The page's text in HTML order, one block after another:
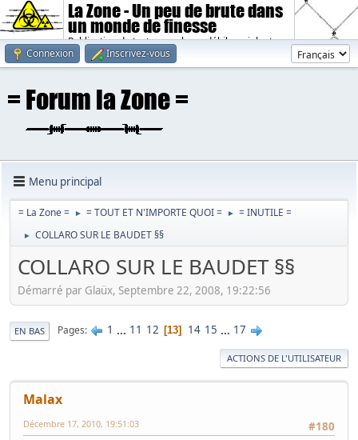
La Zone - Un peu de brute dans
un monde de finesse
Publication de textes sombres, débiles, violents.
Connexion
Inscrivez-vous
Menu principal
= La Zone = ► = TOUT ET N'IMPORTE QUOI = ► = INUTILE =
► COLLARO SUR LE BAUDET §§
COLLARO SUR LE BAUDET §§
Démarré par Glaüx, Septembre 22, 2008, 19:22:56
EN BAS Pages 1 ... 11 12 13 14 15 ... 17
ACTIONS DE L'UTILISATEUR
Malax
#180
Décembre 17, 2010, 19:51:03